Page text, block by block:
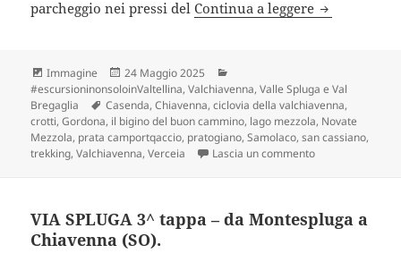
parcheggio nei pressi delContinua a leggere VERCEIA –
Formato
Immagine
Scritto
il
24 Maggio 2025
#escursioninonsoloinValtellina,Valchiavenna, Valle Spluga e Val
Bregaglia
Tag
Casenda,Chiavenna,ciclovia della valchiavenna,
crotti,Gordona, il bigino del buon cammino, lago mezzola, Novate
Mezzola, prata camportqaccio, pratogiano,Samolaco,san cassiano,
trekking,Valchiavenna,Verceia Lascia un commentosu VERCEIA –
VIA SPLUGA 3^ tappa – da Montespluga a
Chiavenna (SO).